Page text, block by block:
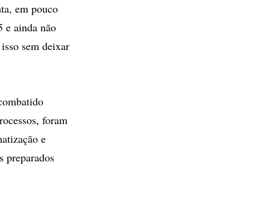
em pouco
e ainda não
sem deixar
foram
e
preparados